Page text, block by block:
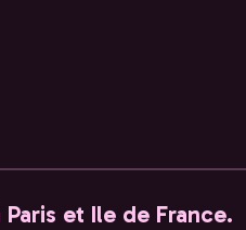
et Ile de France.